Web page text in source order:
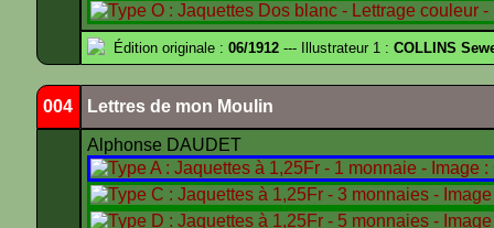
Édition originale : 06/1912 --- Illustrateur 1 : COLLINS
004 Lettres de mon Moulin
Alphonse DAUDET